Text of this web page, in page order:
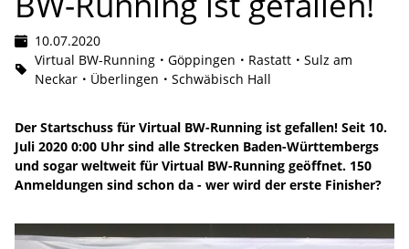
10.07.2020
Virtual BW-Running
Göppingen Rastatt
Sulz am
Neckar
Überlingen Schwäbisch Hall
Der Startschuss für Virtual BW-Running ist gefallen! Seit 10.
Juli 2020 0:00 Uhr sind alle Strecken Baden-Württembergs
und sogar weltweit für Virtual BW-Running geöffnet. 150
Anmeldungen sind schon da - wer wird der erste Finisher?